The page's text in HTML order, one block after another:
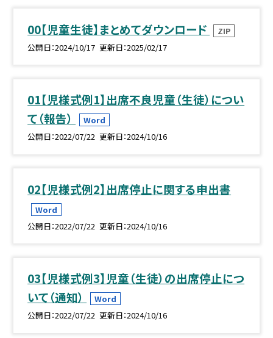
00【児童生徒】まとめてダウンロード
ZIP
公開日 2024/10/17 更新日 2025/02/17
01【児様式例1】出席不良児童（生徒）につい
て（報告）
Word
公開日 2022/07/22 更新日 2024/10/16
02【児様式例2】出席停止に関する申出書
Word
公開日 2022/07/22 更新日 2024/10/16
03【児様式例3】児童（生徒）の出席停止につ
いて（通知）
Word
公開日 2022/07/22 更新日 2024/10/16